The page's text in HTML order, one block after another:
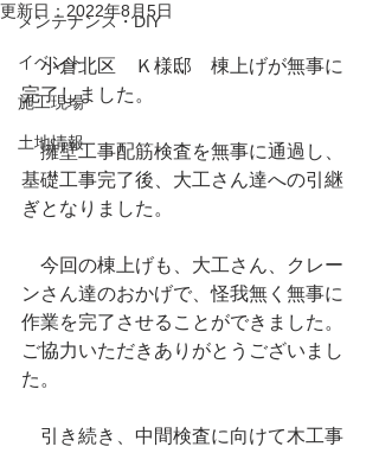
メンテナンス・DIY
イベント
施工現場
土地情報
更新日： 2022年8月5日
小倉北区　Ｋ様邸　棟上げが無事に
完了しました。
擁壁工事配筋検査を無事に通過し、
基礎工事完了後、大工さん達への引継
ぎとなりました。
今回の棟上げも、大工さん、クレー
ンさん達のおかげで、怪我無く無事に
作業を完了させることができました。
ご協力いただきありがとうございまし
た。
引き続き、中間検査に向けて木工事